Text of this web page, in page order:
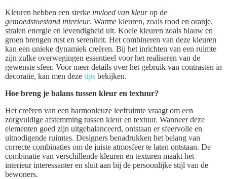
Kleuren hebben een sterke invloed van kleurop de
gemoedstoestand interieur. Warme kleuren, zoals rood en oranje,
stralen energie en levendigheid uit. Koele kleuren zoals blauw en
groen brengen rust en sereniteit. Het combineren van deze kleuren
kan een unieke dynamiek creëren. Bij het inrichten van een ruimte
zijn zulke overwegingen essentieel voor het realiseren van de
gewenste sfeer. Voor meer details over het gebruik van contrasten in
decoratie, kan men deze tips bekijken.
Hoe breng je balans tussen kleur en textuur?
Het creëren van een harmonieuze leefruimte vraagt om een
zorgvuldige afstemming tussen kleur en textuur. Wanneer deze
elementen goed zijn uitgebalanceerd, ontstaan er sfeervolle en
uitnodigende ruimtes. Designers benadrukken het belang van
correcte combinaties om de juiste atmosfeer te laten ontstaan. De
combinatie van verschillende kleuren en texturen maakt het
interieur interessanter en sluit aan bij de persoonlijke stijl van de
bewoners.